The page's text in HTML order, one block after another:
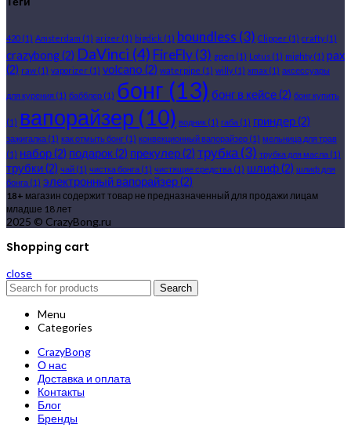
420 (1) Amsterdam (1) arizer (1) bigdick (1) boundless (3) Clipper (1) crafty(1)
crazybong(2) DaVinci (4) FireFly(3) gpen (1) Lotus (1) mighty(1) pax
(2) raw (1) vaporizer (1) volcano (2) waterpipe (1) willy(1) xmax (1) аксессуары
для курения (1) бабблер (1) бонг (13) бонг в кейсе(2) бонг купить
(1) вапорайзер (10) водник (1) габа (1) гриндер(2)
зажигалка (1) как отмыть бонг (1) конвекционный вапорайзер (1) мельница для трав
(1) набор(2) подарок(2) прекулер(2) трубка(3) трубка для масла (1)
трубки(2) чай (1) чистка бонга (1) чистящие средства (1) шлиф(2) шлиф для
бонга (1) электронный вапорайзер(2)
18+ магазин содержит товар не предназначенный для продажи лицам
младше 18 лет
2025 © CrazyBong.ru
Shopping cart
close
Search
Menu
Categories
CrazyBong
О нас
Доставка и оплата
Контакты
Блог
Бренды